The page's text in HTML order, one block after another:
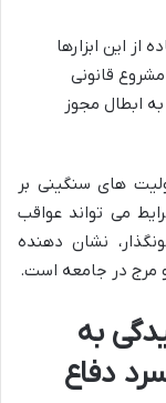
از این ابزارها
قانونی
ابطال مجوز
های سنگینی بر
می تواند عواقب
نشان دهنده
مرج در جامعه است.
به
دفاع